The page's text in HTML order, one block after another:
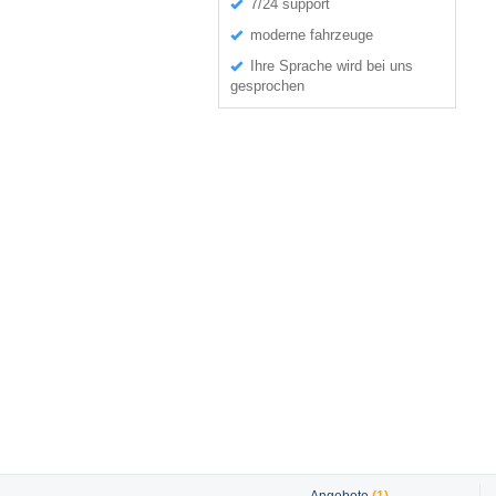
7/24 support
moderne fahrzeuge
Ihre Sprache wird bei uns
gesprochen